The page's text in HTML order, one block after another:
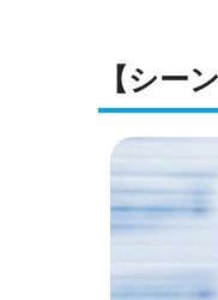
【シー